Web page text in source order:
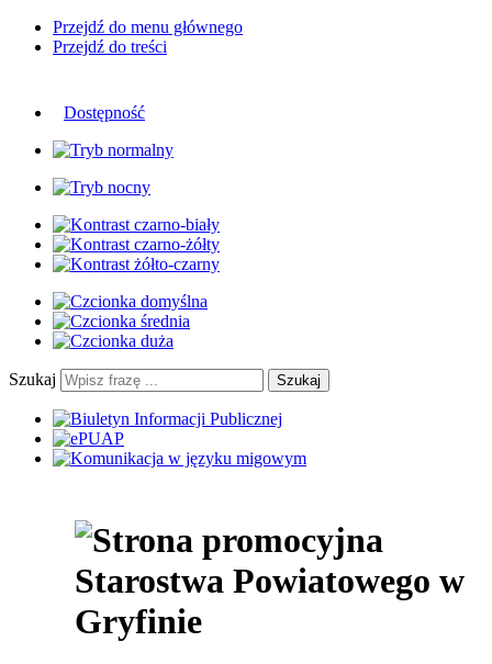
Przejdź do menu głównego
Przejdź do treści
Dostępność
Szukaj Szukaj